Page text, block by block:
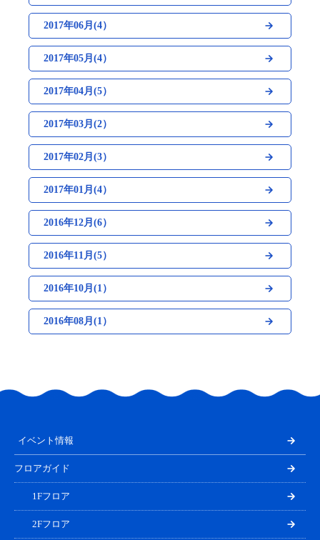
2017年06月(4）
2017年05月(4）
2017年04月(5）
2017年03月(2）
2017年02月(3）
2017年01月(4）
2016年12月(6）
2016年11月(5）
2016年10月(1）
2016年08月(1）
イベント情報
フロアガイド
1Fフロア
2Fフロア